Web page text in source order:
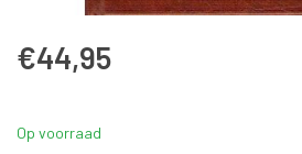
€44,95
Op voorraad